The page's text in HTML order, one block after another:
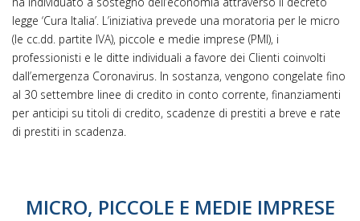
legge ‘Cura Italia’. L’iniziativa prevede una moratoria per le micro
(le cc.dd. partite IVA), piccole e medie imprese (PMI), i
professionisti e le ditte individuali a favore dei Clienti coinvolti
dall’emergenza Coronavirus. In sostanza, vengono congelate fino
al 30 settembre linee di credito in conto corrente, finanziamenti
per anticipi su titoli di credito, scadenze di prestiti a breve e rate
di prestiti in scadenza.
MICRO, PICCOLE E MEDIE IMPRESE